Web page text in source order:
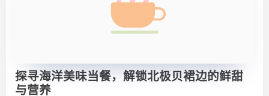
探寻海洋美味当餐，解锁北极贝裙边的鲜甜
与营养